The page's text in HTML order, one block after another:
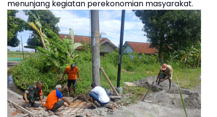
menunjang kegiatan perekonomian masyarakat.